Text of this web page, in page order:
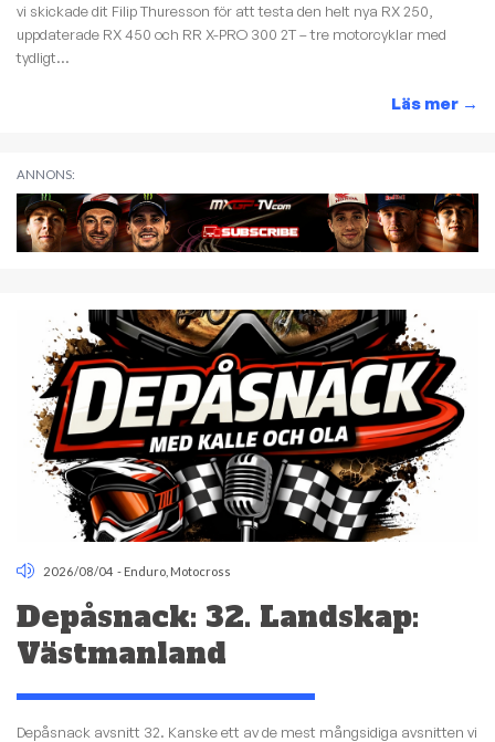
vi skickade dit Filip Thuresson för att testa den helt nya RX 250,
uppdaterade RX 450 och RR X-PRO 300 2T – tre motorcyklar med
tydligt...
Läs mer →
ANNONS:
2026/08/04 - Enduro Motocross
Depåsnack: 32. Landskap:
Västmanland
Depåsnack avsnitt 32. Kanske ett av de mest mångsidiga avsnitten vi